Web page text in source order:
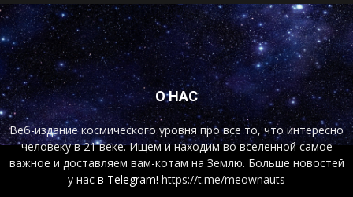
О НАС
Веб-издание космического уровня про все то, что интересно
человеку в 21 веке. Ищем и находим во вселенной самое
важное и доставляем вам-котам на Землю. Больше новостей
у нас в Telegram! https://t.me/meownauts